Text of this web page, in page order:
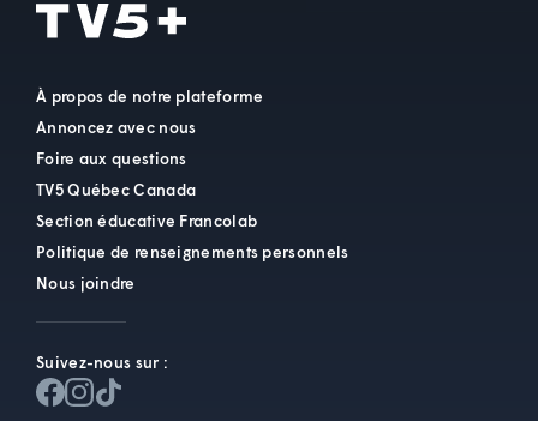
À propos de notre plateforme
Annoncez avec nous
Foire aux questions
TV5 Québec Canada
Section éducative Francolab
Politique de renseignements personnels
Nous joindre
Suivez-nous sur :